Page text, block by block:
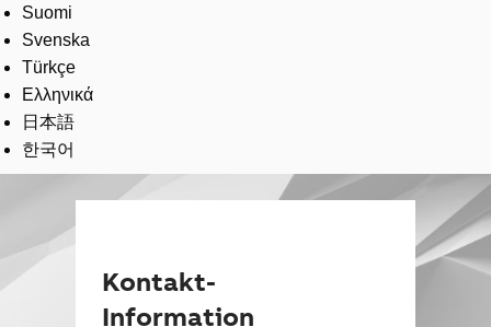
Suomi
Svenska
Türkçe
Ελληνικά
日本語
한국어
Kontakt-
Information